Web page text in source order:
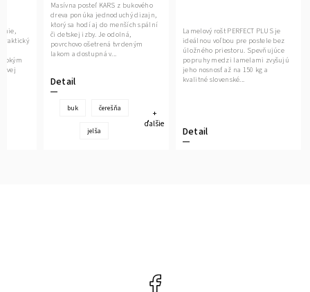
Detail
Masívna posteľ KARS z bukového
dreva ponúka jednoduchý dizajn,
ktorý sa hodí aj do menších spální
či detskej izby. Je odolná,
povrchovo ošetrená tvrdeným
lakom a dostupná v...
buk čerešňa
jelša
+
ďalšie
Detail
Lamelový rošt PERFECT PLUS je
ideálnou voľbou pre postele bez
úložného priestoru. Spevňujúce
popruhy medzi lamelami zvyšujú
jeho nosnosť až na 150 kg a
kvalitné slovenské...